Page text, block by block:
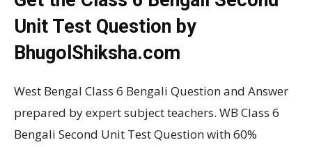
Unit Test Question by
BhugolShiksha.com
West Bengal Class 6 Bengali Question and Answer
prepared by expert subject teachers. WB Class 6
Bengali Second Unit Test Question with 60%